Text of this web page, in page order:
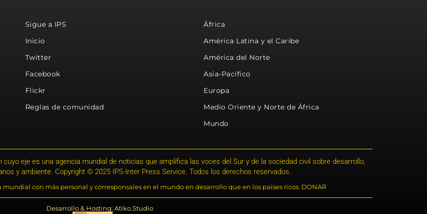
Sigue a IPS
Inicio
Twitter
Facebook
Flickr
Reglas de comunidad
África
América Latina y el Caribe
América del Norte
Asia-Pacífico
Europa
Medio Oriente y Norte de África
Mundo
eje es una agencia mundial de noticias que amplifica las voces del Sur y de la sociedad civil sobre desarrollo,
y ambiente. Copyright © 2025 IPS-Inter Press Service. Todos los derechos reservados.
con más personal y corresponsales en el mundo en desarrollo que en los países ricos. DONAR
Desarrollo & Hosting: Atiko.Studio